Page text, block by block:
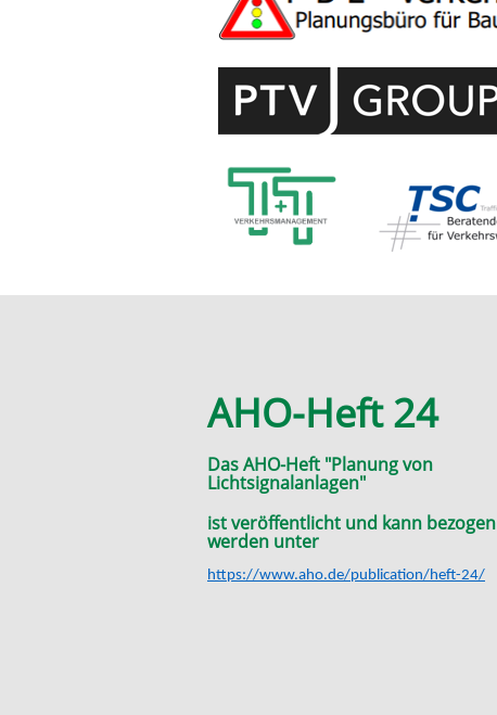
AHO-Heft 24
Das AHO-Heft "Planung von
Lichtsignalanlagen"
ist veröffentlicht und kann bezogen
werden unter
https://www.aho.de/publication/heft-24/